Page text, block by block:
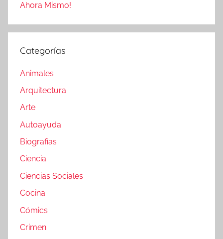
Ahora Mismo!
Categorías
Animales
Arquitectura
Arte
Autoayuda
Biografias
Ciencia
Ciencias Sociales
Cocina
Cómics
Crimen